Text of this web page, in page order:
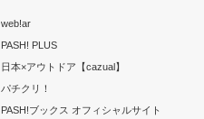
web!ar
PASH! PLUS
日本×アウトドア【cazual】
パチクリ！
PASH!ブックス オフィシャルサイト